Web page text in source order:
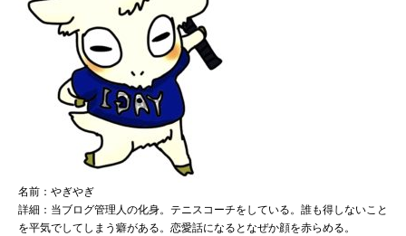
名前：やぎやぎ
詳細：当ブログ管理人の化身。テニスコーチをしている。誰も得しないこと
を平気でしてしまう癖がある。恋愛話になるとなぜか顔を赤らめる。